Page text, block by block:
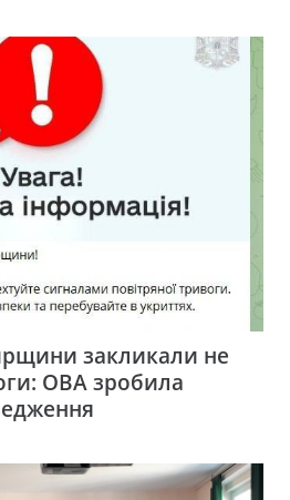
закликали не
ОВА зробила